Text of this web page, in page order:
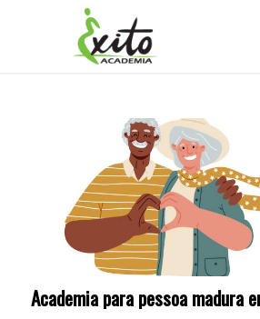
Academia para pessoa madura